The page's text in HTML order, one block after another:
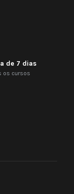
de 7 dias
os cursos